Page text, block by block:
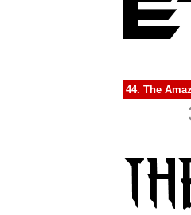
44. The